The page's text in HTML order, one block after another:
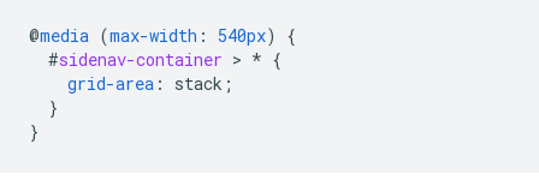
@media (max-width : 540px)
{
#sidenav-container > * {
grid-area : stack ;
}
}